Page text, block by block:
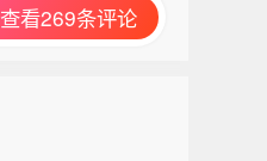
查看269条评论